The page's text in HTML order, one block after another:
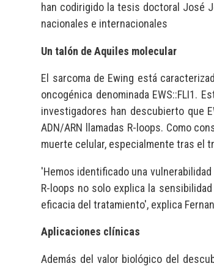
han codirigido la tesis doctoral José
nacionales e internacionales
Un talón de Aquiles molecular
El sarcoma de Ewing está
oncogénica denominada EWS::FLI1.
investigadores han descubierto que
ADN/ARN llamadas R-loops. Como
muerte celular, especialmente tras el
'Hemos identificado una
R-loops no solo explica la
eficacia del tratamiento', explica
Aplicaciones clínicas
Además del valor biológico del